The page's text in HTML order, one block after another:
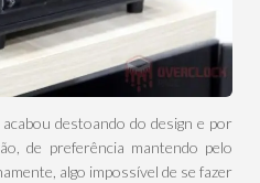
destoando do design e por
de preferência mantendo pelo
algo impossível de se fazer